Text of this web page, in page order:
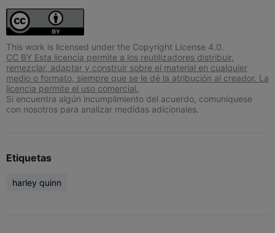
This work is licensed under the Copyright License 4.0.
CC BY Esta licencia permite a los reutilizadores distribuir,
remezclar, adaptar y construir sobre el material en cualquier
medio o formato, siempre que se le dé la atribución al creador. La
licencia permite el uso comercial.
Si encuentra algún incumplimiento del acuerdo, comuníquese
con nosotros para analizar medidas adicionales.
Etiquetas
harley quinn